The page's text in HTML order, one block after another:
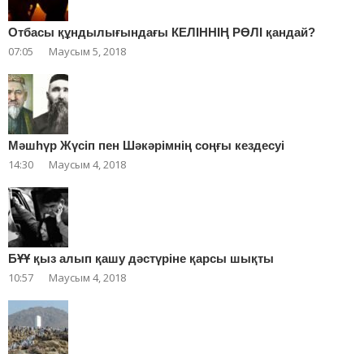
Отбасы құндылығындағы КЕЛІННІҢ РӨЛІ қандай?
07:05 Маусым 5, 2018
Мәшһүр Жүсіп пен Шәкәрімнің соңғы кездесуі
14:30 Маусым 4, 2018
БҰҰ қыз алып қашу дәстүріне қарсы шықты
10:57 Маусым 4, 2018